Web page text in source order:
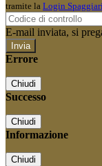
tramite la Login Spaggiari
E-mail inviata, si
Errore
Chiudi
Successo
Chiudi
Informazione
Chiudi